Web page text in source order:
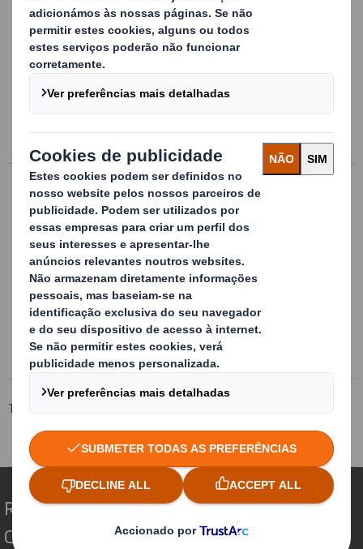
Contentores produzidos em
caneladuradupla, triple ou laminada, que
oferecem diferentes possibilidades de
ocupado na entrega da embalagem vazia e
na sua armazenagem
Mais informação
Contentor de cartão ondulado
Contêineres de grandes
dimensões, produzidos no tamanho e
qualidade necessários, pensados e
desenvolvidos para o transporte,
armazenagem e agrupamento
Mais informação
Tecnicarton
Embalagens para produtos sólidos a granel
Redefinindo o Packaging para um Mundo em
Constante Mudança